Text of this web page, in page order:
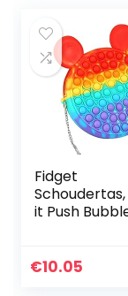
Fidget
it Push
Cross Body
€10.05